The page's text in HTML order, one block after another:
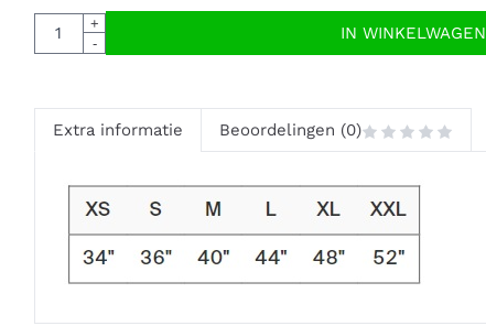
Aantal
+
-
IN WINKELWAGEN
Extra informatie Beoordelingen (0)